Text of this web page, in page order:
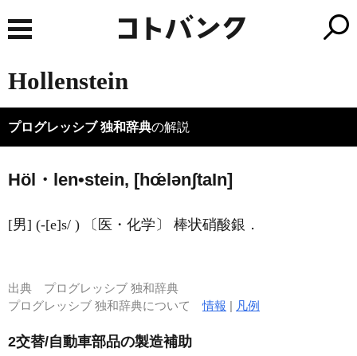
Hollenstein
プログレッシブ 独和辞典の解説
Höl・len•stein, [hœ́lənʃtaIn]
[男] (-[e]s/ ) 〔医・化学〕 棒状硝酸銀．
出典 プログレッシブ 独和辞典
プログレッシブ 独和辞典について情報 | 凡例
2交替/自動車部品の製造補助